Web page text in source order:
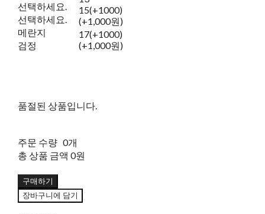
선택하세요.
선택하세요.
메란지
검정
15(+1000)
(+1,000원)
17(+1000)
(+1,000원)
품절된 상품입니다.
주문 수량 0개
총 상품 금액 0원
구매하기
장바구니에 담기